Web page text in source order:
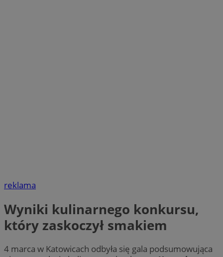
reklama
Wyniki kulinarnego konkursu,
który zaskoczył smakiem
4 marca w Katowicach odbyła się gala podsumowująca